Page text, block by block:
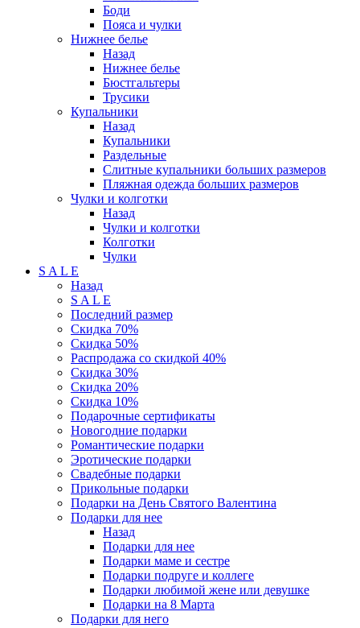
Боди
Пояса и чулки
Нижнее белье
Назад
Нижнее белье
Бюстгальтеры
Трусики
Купальники
Назад
Купальники
Раздельные
Слитные купальники больших размеров
Пляжная одежда больших размеров
Чулки и колготки
Назад
Чулки и колготки
Колготки
Чулки
S A L E
Назад
S A L E
Последний размер
Скидка 70%
Скидка 50%
Распродажа со скидкой 40%
Скидка 30%
Скидка 20%
Скидка 10%
Подарочные сертификаты
Новогодние подарки
Романтические подарки
Эротические подарки
Свадебные подарки
Прикольные подарки
Подарки на День Святого Валентина
Подарки для нее
Назад
Подарки для нее
Подарки маме и сестре
Подарки подруге и коллеге
Подарки любимой жене или девушке
Подарки на 8 Марта
Подарки для него